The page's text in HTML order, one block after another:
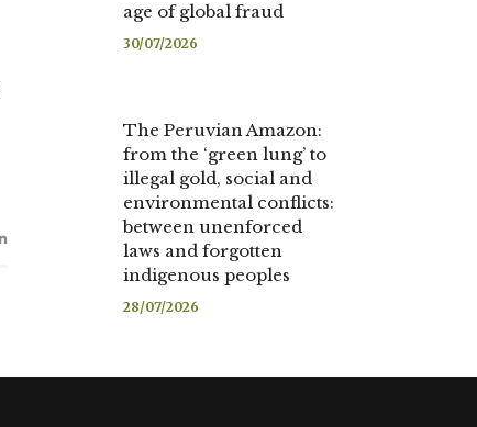
age of global fraud
30/07/2026
The Peruvian Amazon:
from the ‘green lung’ to
illegal gold, social and
environmental conflicts:
between unenforced
laws and forgotten
indigenous peoples
28/07/2026